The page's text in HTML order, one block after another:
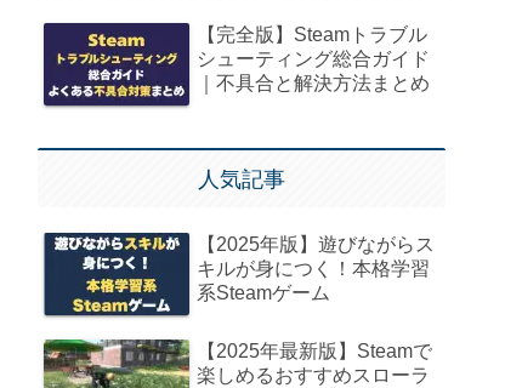
【完全版】Steamトラブル
シューティング総合ガイド
｜不具合と解決方法まとめ
人気記事
【2025年版】遊びながらス
キルが身につく！本格学習
系Steamゲーム
【2025年最新版】Steamで
楽しめるおすすめスローラ